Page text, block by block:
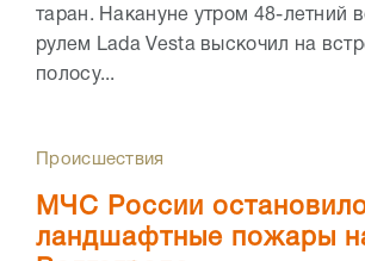
таран. Накануне утром 48-летний
рулем Lada Vesta выскочил на
полосу...
Происшествия
МЧС России
ландшафтные пожары